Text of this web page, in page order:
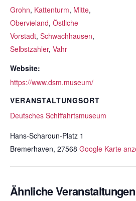
Grohn, Kattenturm, Mitte,
Obervieland, Östliche
Vorstadt, Schwachhausen,
Selbstzahler, Vahr
Website:
https://www.dsm.museum/
VERANSTALTUNGSORT
Deutsches Schiffahrtsmuseum
Hans-Scharoun-Platz 1
Bremerhaven, 27568 Google Karte
Ähnliche Veranstaltungen